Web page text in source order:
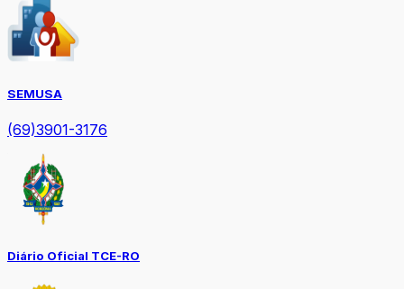
SEMUSA
(69)3901-3176
Diário Oficial TCE-RO